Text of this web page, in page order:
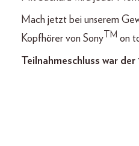
Mach jetzt bei unserem
Kopfhörer von Sony TM on
Teilnahmeschluss war